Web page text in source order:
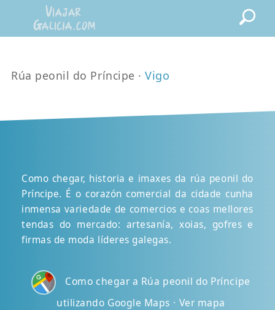
Rúa peonil do Príncipe ·Vigo
Como chegar, historia e imaxes da rúa peonil do
Príncipe. É o corazón comercial da cidade cunha
inmensa variedade de comercios e coas mellores
tendas do mercado: artesanía, xoias, gofres e
firmas de moda líderes galegas.
Como chegar a Rúa peonil do Príncipe
utilizando Google Maps · Ver mapa